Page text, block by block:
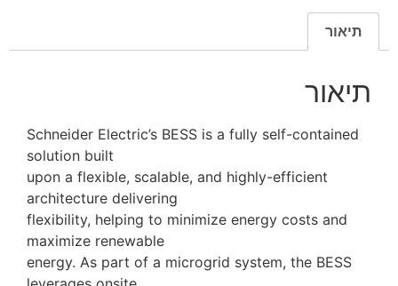
תיאור
תיאור
Schneider Electric’s BESS is a fully self-contained
solution built
upon a flexible, scalable, and highly-efficient
architecture delivering
flexibility, helping to minimize energy costs and
maximize renewable
energy. As part of a microgrid system, the BESS